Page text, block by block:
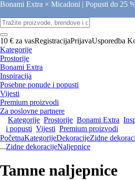
Bonami Extra × Micadoni | Popusti do 25
10 € za vasRegistracijaPrijavaUsporedba
Kategorije
Prostorije
Bonami Extra
Inspiracija
Posebne ponude i popusti
Vijesti
Premium proizvodi
Za poslovne partnere
Kategorije Prostorije Bonami Extra
i popusti Vijesti Premium proizvodi
PočetnaKategorijeDekoracijeZidne
...Zidne dekoracijeNaljepnice
Tamne naljepnice